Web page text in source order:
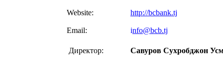
Website: http://bcbank.tj
Email: info@bcb.tj
Директор: Савуров Сухробджон